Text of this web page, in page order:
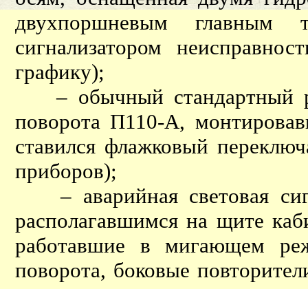
двухпоршневым главным
сигнализатором
графику);
– обычный стандартный
поворота П110-А,
ставился флажковый
приборов);
– аварийная световая
располагавшимся на щите
работавшие в мигающем
поворота, боковые